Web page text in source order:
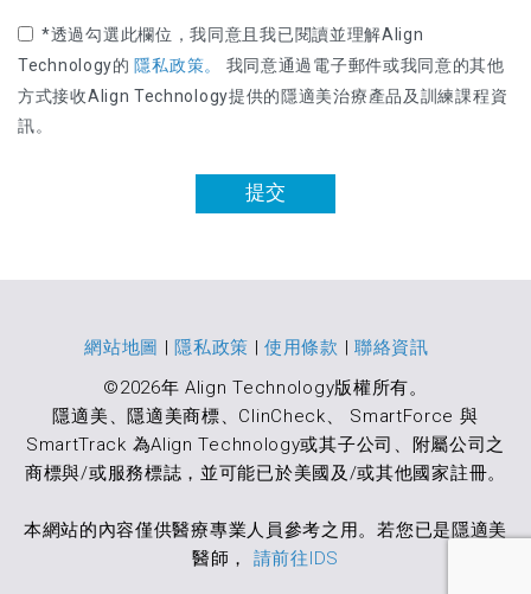
透過勾選此欄位，我同意且我已閱讀並理解Align
Technology的 隱私政策。
我同意通過電子郵件或我同意的其他
方式接收Align Technology提供的隱適美治療產品及訓練課程資
訊。
提交
網站地圖 | 隱私政策 |使用條款 | 聯絡資訊
©2026年 Align Technology版權所有。
隱適美、隱適美商標、ClinCheck、 SmartForce 與
SmartTrack 為Align Technology或其子公司、附屬公司之
商標與/或服務標誌，並可能已於美國及/或其他國家註冊。
本網站的內容僅供醫療專業人員參考之用。若您已是隱適美
醫師， 請前往IDS